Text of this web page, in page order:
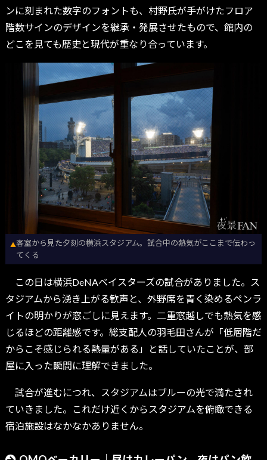
ンに刻まれた数字のフォントも、村野氏が手がけたフロア
階数サインのデザインを継承・発展させたもので、館内の
どこを見ても歴史と現代が重なり合っています。
▲客室から見た夕刻の横浜スタジアム。試合中の熱気がここまで伝わっ
てくる
この日は横浜DeNAベイスターズの試合がありました。ス
タジアムから湧き上がる歓声と、外野席を青く染めるペンラ
イトの明かりが窓ごしに見えます。二重窓越しでも熱気を感
じるほどの距離感です。総支配人の羽毛田さんが「低層階だ
からこそ感じられる熱量がある」と話していたことが、部
屋に入った瞬間に理解できました。
試合が進むにつれ、スタジアムはブルーの光で満たされ
ていきました。これだけ近くからスタジアムを俯瞰できる
宿泊施設はなかなかありません。